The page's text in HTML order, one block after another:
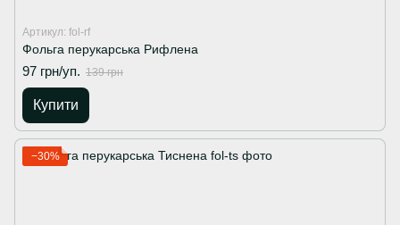
Артикул: fol-rf
Фольга перукарська Рифлена
97 грн/уп. 139 грн
Купити
−30%